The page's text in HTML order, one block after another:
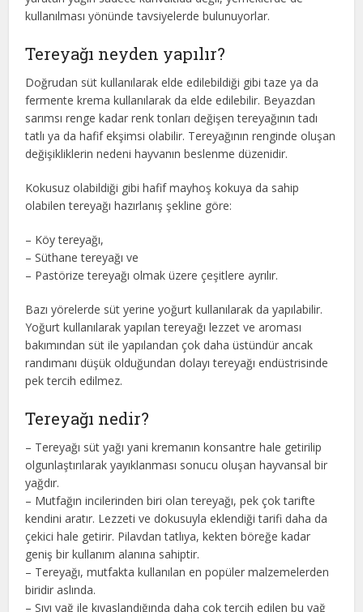
kullanılması yönünde tavsiyelerde bulunuyorlar.
Tereyağı neyden yapılır?
Doğrudan süt kullanılarak elde edilebildiği gibi taze ya da
fermente krema kullanılarak da elde edilebilir. Beyazdan
sarımsı renge kadar renk tonları değişen tereyağının tadı
tatlı ya da hafif ekşimsi olabilir. Tereyağının renginde oluşan
değişikliklerin nedeni hayvanın beslenme düzenidir.
Kokusuz olabildiği gibi hafif mayhoş kokuya da sahip
olabilen tereyağı hazırlanış şekline göre:
– Köy tereyağı,
– Süthane tereyağı ve
– Pastörize tereyağı olmak üzere çeşitlere ayrılır.
Bazı yörelerde süt yerine yoğurt kullanılarak da yapılabilir.
Yoğurt kullanılarak yapılan tereyağı lezzet ve aroması
bakımından süt ile yapılandan çok daha üstündür ancak
randımanı düşük olduğundan dolayı tereyağı endüstrisinde
pek tercih edilmez.
Tereyağı nedir?
– Tereyağı süt yağı yani kremanın konsantre hale getirilip
olgunlaştırılarak yayıklanması sonucu oluşan hayvansal bir
yağdır.
– Mutfağın incilerinden biri olan tereyağı, pek çok tarifte
kendini aratır. Lezzeti ve dokusuyla eklendiği tarifi daha da
çekici hale getirir. Pilavdan tatlıya, kekten böreğe kadar
geniş bir kullanım alanına sahiptir.
– Tereyağı, mutfakta kullanılan en popüler malzemelerden
biridir aslında.
– Sıvı yağ ile kıyaslandığında daha çok tercih edilen bu yağ